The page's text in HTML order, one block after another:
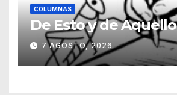
COLUMNAS
De Esto y de Aquello
7 AGOSTO, 2026